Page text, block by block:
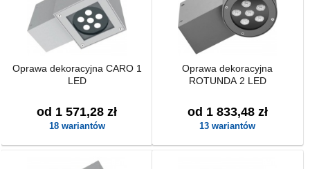
Oprawa dekoracyjna CARO 1
LED
od 1 571,28 zł
18 wariantów
Oprawa dekoracyjna
ROTUNDA 2 LED
od 1 833,48 zł
13 wariantów